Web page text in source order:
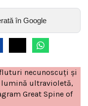
în Google